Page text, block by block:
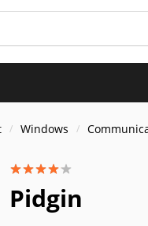
Windows
Pidgin